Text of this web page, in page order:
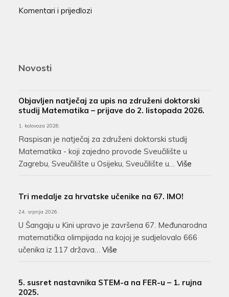
Komentari i prijedlozi
Novosti
Objavljen natječaj za upis na združeni doktorski
studij Matematika – prijave do 2. listopada 2026.
1. kolovoza 2026.
Raspisan je natječaj za združeni doktorski studij
Matematika - koji zajedno provode Sveučilište u
Zagrebu, Sveučilište u Osijeku, Sveučilište u… Više
Tri medalje za hrvatske učenike na 67. IMO!
24. srpnja 2026.
U Šangaju u Kini upravo je završena 67. Međunarodna
matematička olimpijada na kojoj je sudjelovalo 666
učenika iz 117 država… Više
5. susret nastavnika STEM-a na FER-u – 1. rujna
2025.